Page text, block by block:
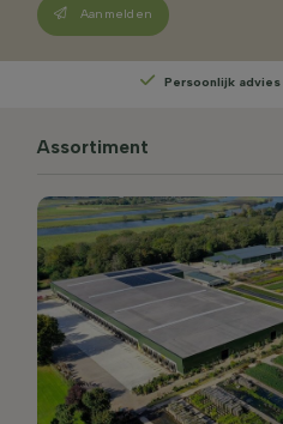
Aanmelden
Persoonlijk advies
Assortiment